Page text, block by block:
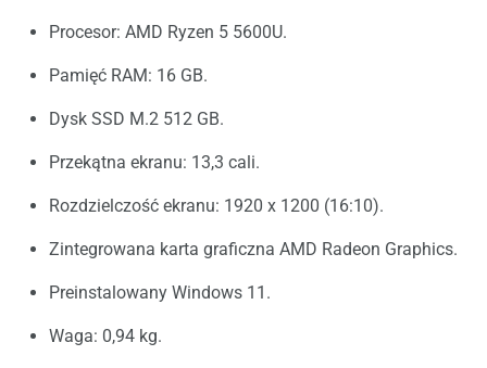
Procesor: AMD Ryzen 5 5600U.
Pamięć RAM: 16 GB.
Dysk SSD M.2 512 GB.
Przekątna ekranu: 13,3 cali.
Rozdzielczość ekranu: 1920 x 1200 (16:10).
Zintegrowana karta graficzna AMD Radeon Graphics.
Preinstalowany Windows 11.
Waga: 0,94 kg.